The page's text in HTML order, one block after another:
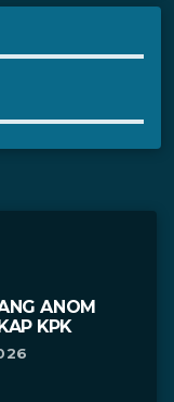
ANOM
KPK